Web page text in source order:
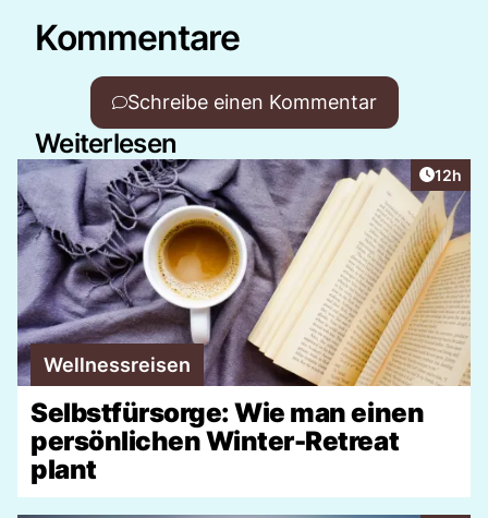
Kommentare
Schreibe einen Kommentar
Weiterlesen
Artikel
12h
Wellnessreisen
Selbstfürsorge: Wie man einen
persönlichen Winter-Retreat
plant